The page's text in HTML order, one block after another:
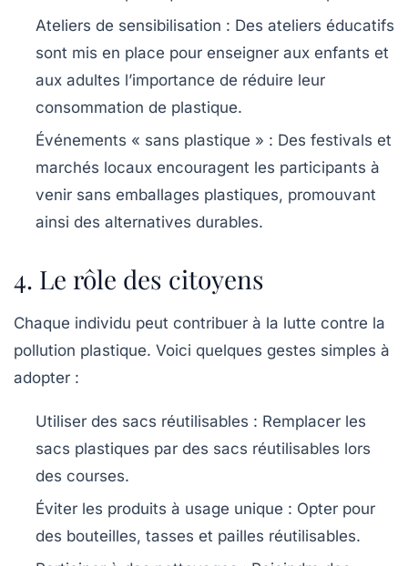
Ateliers de sensibilisation : Des ateliers éducatifs
sont mis en place pour enseigner aux enfants et
aux adultes l’importance de réduire leur
consommation de plastique.
Événements « sans plastique » : Des festivals et
marchés locaux encouragent les participants à
venir sans emballages plastiques, promouvant
ainsi des alternatives durables.
4. Le rôle des citoyens
Chaque individu peut contribuer à la lutte contre la
pollution plastique. Voici quelques gestes simples à
adopter :
Utiliser des sacs réutilisables : Remplacer les
sacs plastiques par des sacs réutilisables lors
des courses.
Éviter les produits à usage unique : Opter pour
des bouteilles, tasses et pailles réutilisables.